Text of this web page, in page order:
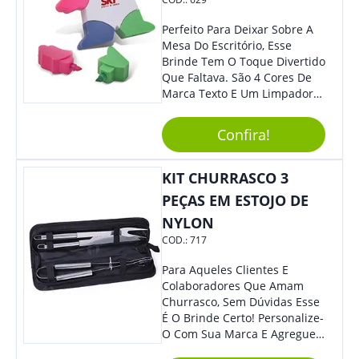
Secagem Rápida, É Excelente
Para Assinar Documentos E
Contratos Com Elegância E
Segurança.
Perfeito Para Deixar Sobre A
Mesa Do Escritório, Esse
Brinde Tem O Toque Divertido
Que Faltava. São 4 Cores De
Marca Texto E Um Limpador
Boneco. Demais, Não É?
Personalize Com Sua Marca.
Super Criativo, Seus Clientes E
Colaboradores Irão Adorar.
Confira!
KIT CHURRASCO 3
PEÇAS EM ESTOJO DE
NYLON
COD.:717
Para Aqueles Clientes E
Colaboradores Que Amam
Churrasco, Sem Dúvidas Esse
É O Brinde Certo! Personalize-
O Com Sua Marca E Agregue